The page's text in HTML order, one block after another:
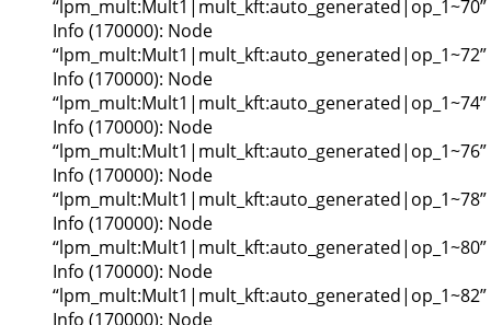
“lpm_mult:Mult1|mult_kft:auto_generated|op_1~70”
Info (170000): Node
“lpm_mult:Mult1|mult_kft:auto_generated|op_1~72”
Info (170000): Node
“lpm_mult:Mult1|mult_kft:auto_generated|op_1~74”
Info (170000): Node
“lpm_mult:Mult1|mult_kft:auto_generated|op_1~76”
Info (170000): Node
“lpm_mult:Mult1|mult_kft:auto_generated|op_1~78”
Info (170000): Node
“lpm_mult:Mult1|mult_kft:auto_generated|op_1~80”
Info (170000): Node
“lpm_mult:Mult1|mult_kft:auto_generated|op_1~82”
Info (170000): Node